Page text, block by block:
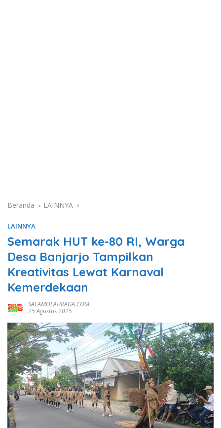
Beranda LAINNYA
LAINNYA
Semarak HUT ke-80 RI, Warga
Desa Banjarjo Tampilkan
Kreativitas Lewat Karnaval
Kemerdekaan
SALAMOLAHRAGA.COM
25 Agustus 2025